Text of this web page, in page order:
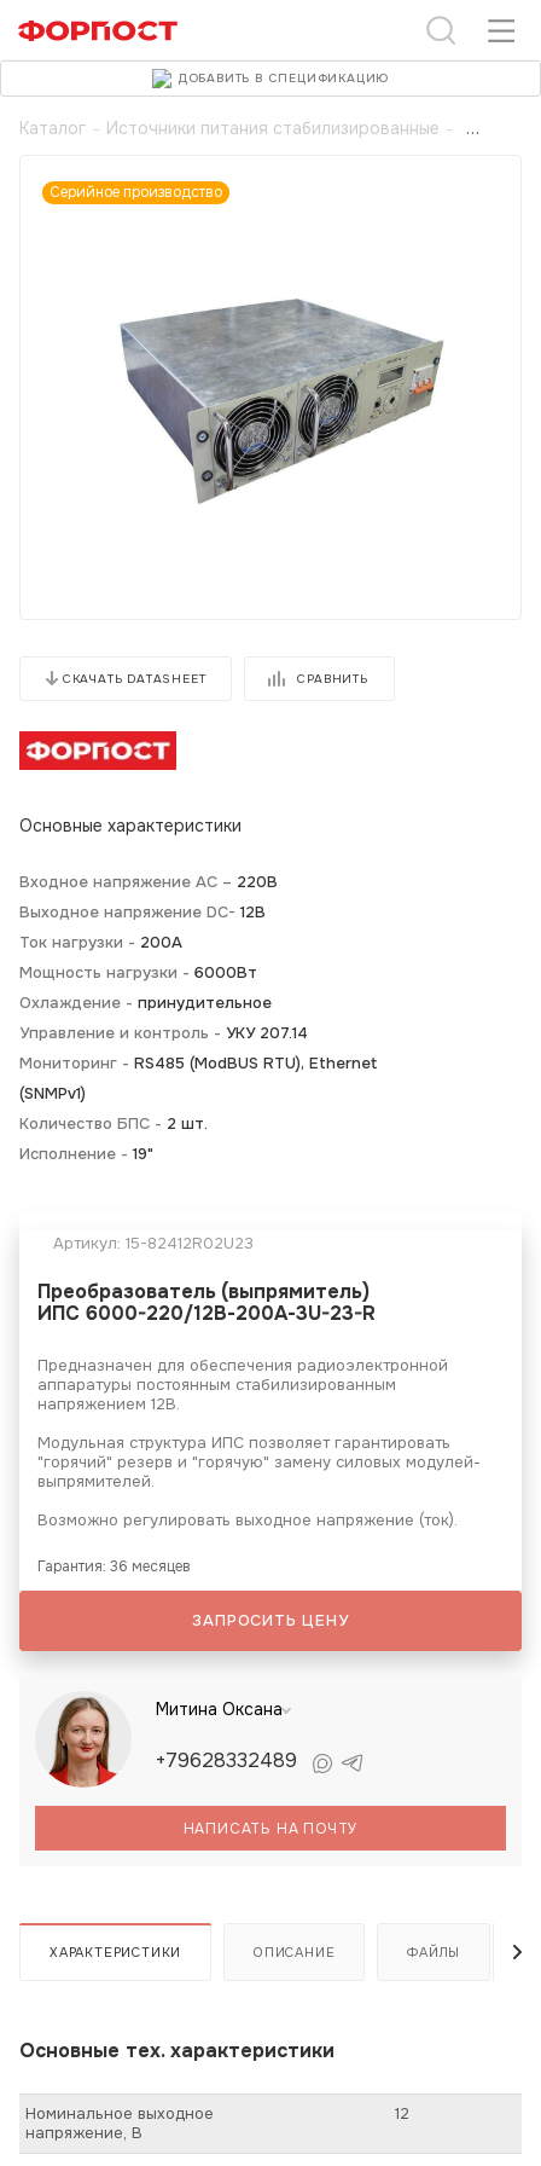
Каталог - Источники питания стабилизированные -
Серийное производство
СКАЧАТЬ DATASHEET СРАВНИТЬ
Основные характеристики
Входное напряжение AC – 220В
Выходное напряжение DC- 12В
Ток нагрузки - 200А
Мощность нагрузки - 6000Вт
Охлаждение - принудительное
Управление и контроль - УКУ 207.14
Мониторинг - RS485 (ModBUS RTU), Ethernet
(SNMPv1)
Количество БПС - 2 шт.
Исполнение - 19"
Артикул: 15-82412R02U23
Преобразователь (выпрямитель)
ИПС 6000-220/12В-200А-3U-23-R
Предназначен для обеспечения радиоэлектронной
аппаратуры постоянным стабилизированным
напряжением 12В.
Модульная структура ИПС позволяет гарантировать
"горячий" резерв и "горячую" замену силовых модулей-
выпрямителей.
Возможно регулировать выходное напряжение (ток).
Гарантия: 36 месяцев
ДОБАВИТЬ В СПЕЦИФИКАЦИЮ
ЗАПРОСИТЬ ЦЕНУ
Митина Оксана
+79628332489
НАПИСАТЬ НА ПОЧТУ
ХАРАКТЕРИСТИКИ ОПИСАНИЕ ФАЙЛЫ
Основные тех. характеристики
Номинальное выходное
напряжение, В
12